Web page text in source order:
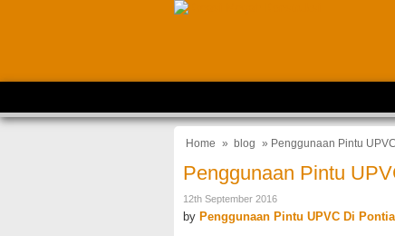
Home » blog » Penggunaan Pintu
Penggunaan Pintu
12th September 2016
by Penggunaan Pintu UPVC Di